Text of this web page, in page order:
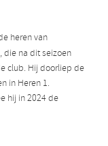
heren van
die na dit seizoen
club. Hij doorliep de
in Heren 1.
hij in 2024 de